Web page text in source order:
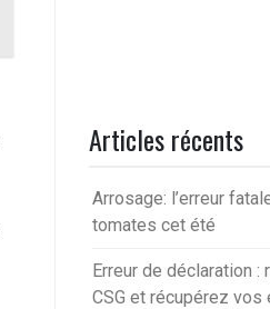
Articles récents
Arrosage: l’erreur
tomates cet été
Erreur de déclaration
CSG et récupérez vos